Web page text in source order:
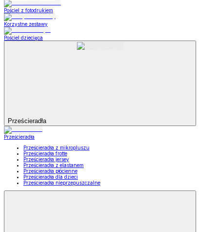
Pościel z fotodrukiem
Korzystne zestawy
Pościel dziecięca
Prześcieradła
Prześcieradła
Prześcieradła z mikropluszu
Prześcieradła frotte
Prześcieradła jersey
Prześcieradła z elastanem
Prześcieradła płócienne
Prześcieradła dla dzieci
Prześcieradła nieprzepuszczalne